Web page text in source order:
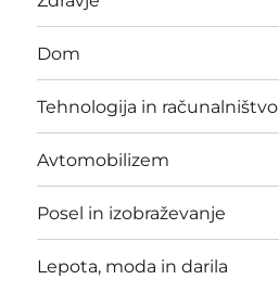
Dom
Tehnologija in računalništvo
Avtomobilizem
Posel in izobraževanje
Lepota, moda in darila